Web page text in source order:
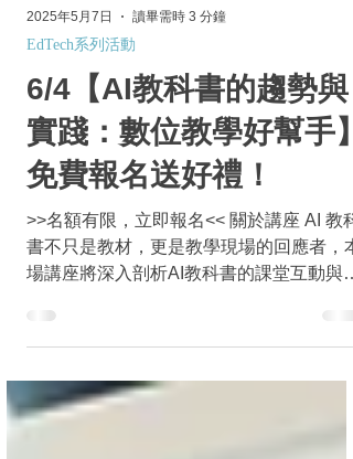
2025年5月7日 讀畢需時 3 分鐘
EdTech系列活動
6/4【AI教科書的趨勢與
實踐：數位教學好幫手】
免費報名送好禮！
>>名額有限，立即報名<< 關於講座 AI 教科
書不只是教材，更是教學現場的回應者，本
據分析功能，如何提升教師備課效率，及提
升學生課堂互動，同時分享AI語音教材與智